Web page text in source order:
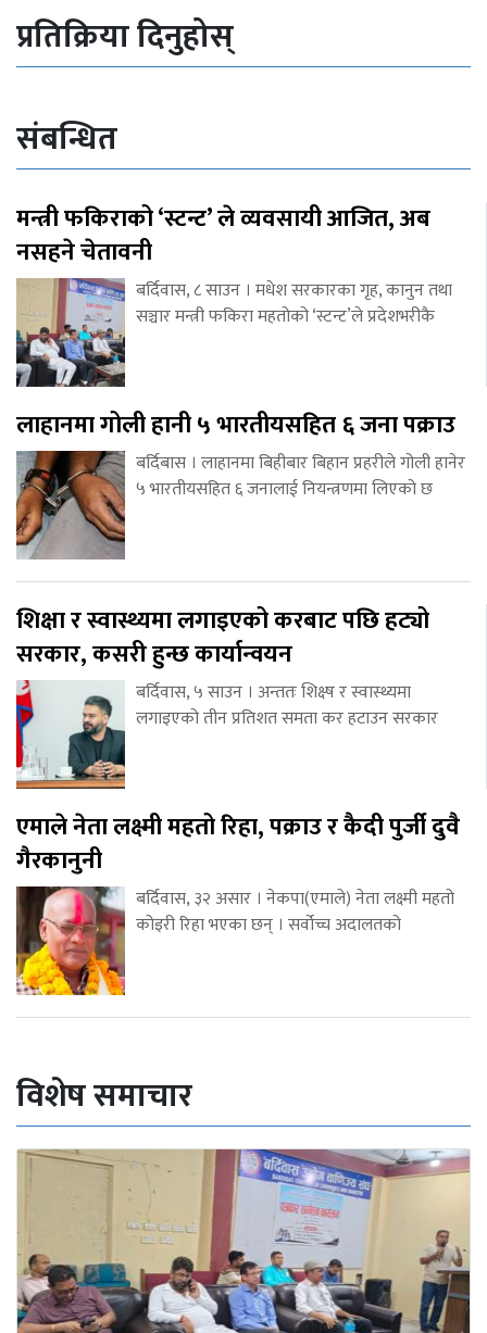
प्रतिक्रिया दिनुहोस्
संबन्धित
मन्त्री फकिराको ‘स्टन्ट’ ले व्यवसायी आजित, अब
नसहने चेतावनी
बर्दिवास, ८ साउन । मधेश सरकारका गृह, कानुन तथा
सञ्चार मन्त्री फकिरा महतोको ‘स्टन्ट’ले प्रदेशभरीकै
लाहानमा गोली हानी ५ भारतीयसहित ६ जना पक्राउ
बर्दिबास । लाहानमा बिहीबार बिहान प्रहरीले गोली हानेर
५ भारतीयसहित ६ जनालाई नियन्त्रणमा लिएको छ
शिक्षा र स्वास्थ्यमा लगाइएको करबाट पछि हट्यो
सरकार, कसरी हुन्छ कार्यान्वयन
बर्दिवास, ५ साउन । अन्ततः शिक्ष्ष र स्वास्थ्यमा
लगाइएको तीन प्रतिशत समता कर हटाउन सरकार
एमाले नेता लक्ष्मी महतो रिहा, पक्राउ र कैदी पुर्जी दुवै
गैरकानुनी
बर्दिवास, ३२ असार । नेकपा(एमाले) नेता लक्ष्मी महतो
कोइरी रिहा भएका छन् । सर्वोच्च अदालतको
विशेष समाचार